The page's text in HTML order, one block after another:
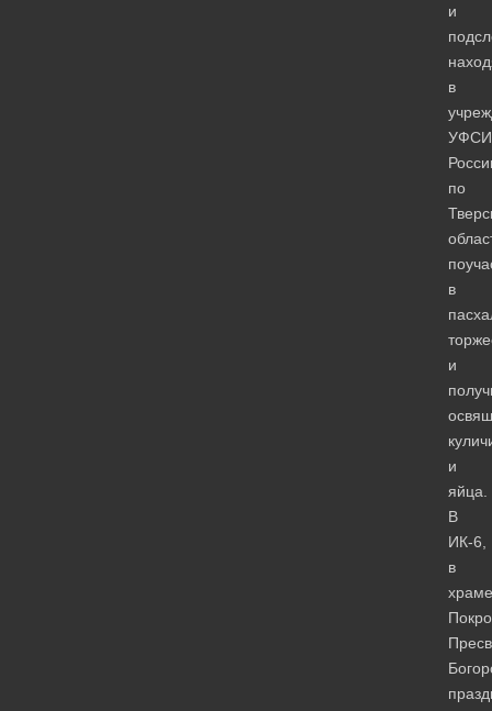
и
в
по
в
и
и
яйца.
В
ИК-6,
в
храме